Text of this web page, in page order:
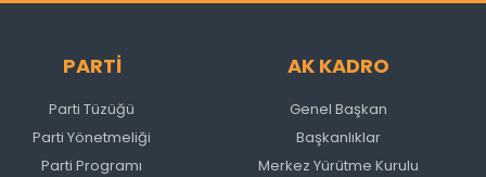
PARTİ
Parti Tüzüğü
Parti Yönetmeliği
Parti Programı
AK KADRO
Genel Başkan
Başkanlıklar
Merkez Yürütme Kurulu